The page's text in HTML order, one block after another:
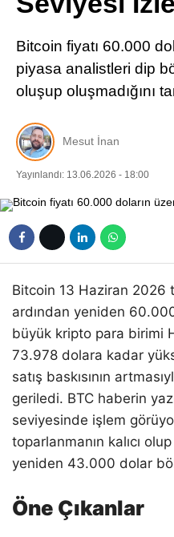
Bitcoin fiyatı 60.000
piyasa analistleri dip
oluşup oluşmadığını
Mesut İnan
Yayınlandı: 13.06.2026 - 18:00
Bitcoin 13 Haziran 2026
ardından yeniden
büyük kripto para birimi
73.978 dolara kadar
satış baskısının
geriledi. BTC haberin
seviyesinde işlem
toparlanmanın kalıcı
yeniden 43.000 dolar
Öne Çıkanlar